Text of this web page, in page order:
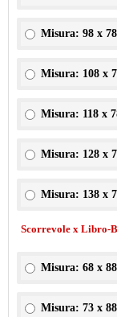
Misura: 98 x
Misura: 108 x
Misura: 118 x
Misura: 128 x
Misura: 138 x
Scorrevole x Libro-
Misura: 68 x
Misura: 73 x